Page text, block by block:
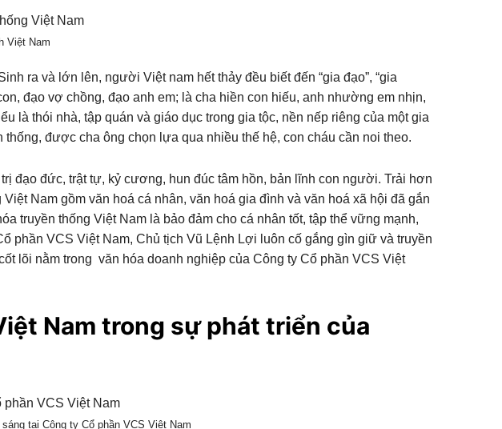
Việt Nam
ra và lớn lên, người Việt nam hết thảy đều biết đến “gia đạo”, “gia
đạo vợ chồng, đạo anh em; là cha hiền con hiếu, anh nhường em nhịn,
là thói nhà, tập quán và giáo dục trong gia tộc, nền nếp riêng của một gia
được cha ông chọn lựa qua nhiều thế hệ, con cháu cần noi theo.
đạo đức, trật tự, kỷ cương, hun đúc tâm hồn, bản lĩnh con người. Trải hơn
Nam gồm văn hoá cá nhân, văn hoá gia đình và văn hoá xã hội đã gắn
truyền thống Việt Nam là bảo đảm cho cá nhân tốt, tập thể vững mạnh,
phần VCS Việt Nam, Chủ tịch Vũ Lệnh Lợi luôn cố gắng gìn giữ và truyền
lõi nằm trong văn hóa doanh nghiệp của Công ty Cổ phần VCS Việt
Nam trong sự phát triển của
tại Công ty Cổ phần VCS Việt Nam